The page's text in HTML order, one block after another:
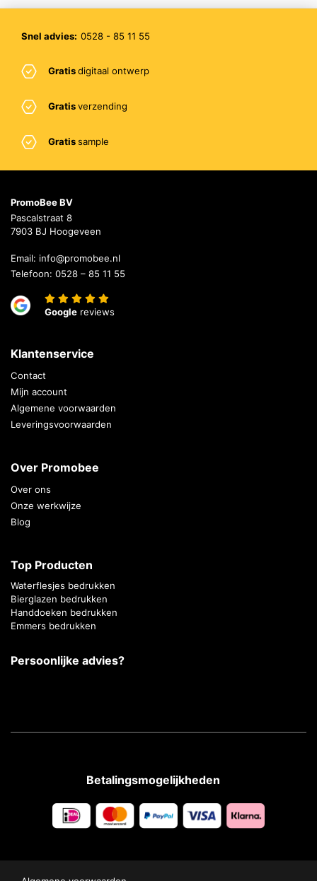
Snel advies: 0528 - 85 11 55
Gratisdigitaal ontwerp
Gratisverzending
Gratissample
PromoBee BV
Pascalstraat 8
7903 BJ Hoogeveen
Email: info@promobee.nl
Telefoon: 0528 – 85 11 55
Google reviews
Klantenservice
Contact
Mijn account
Algemene voorwaarden
Leveringsvoorwaarden
Over Promobee
Over ons
Onze werkwijze
Blog
Top Producten
Waterflesjes bedrukken
Bierglazen bedrukken
Handdoeken bedrukken
Emmers bedrukken
Persoonlijke advies?
Betalingsmogelijkheden